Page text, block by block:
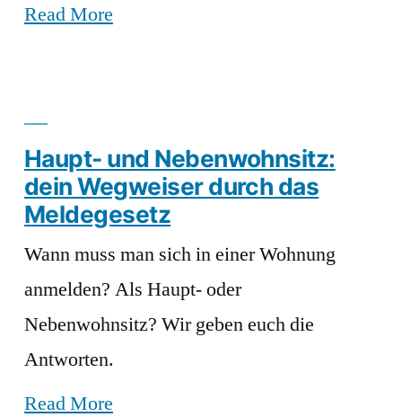
Read More
Haupt- und Nebenwohnsitz:
dein Wegweiser durch das
Meldegesetz
Wann muss man sich in einer Wohnung
anmelden? Als Haupt- oder
Nebenwohnsitz? Wir geben euch die
Antworten.
Read More